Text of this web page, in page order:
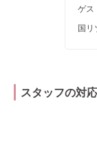
ゲス
国リ
スタッフの対